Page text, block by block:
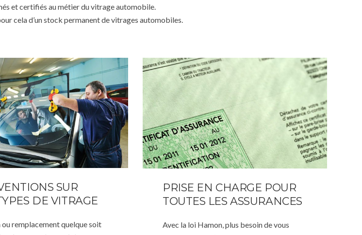
et certifiés au métier du vitrage automobile.
cela d’un stock permanent de vitrages automobiles.
SUR
DE VITRAGE
ou remplacement quelque soit
PRISE EN CHARGE POUR
TOUTES LES ASSURANCES
Avec la loi Hamon, plus besoin de vous